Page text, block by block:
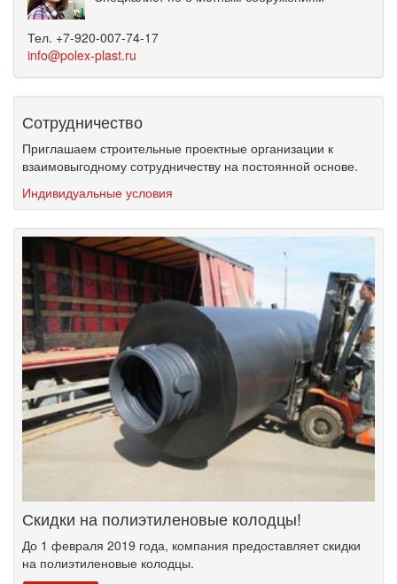
Тел. +7-920-007-74-17
info@polex-plast.ru
Сотрудничество
Приглашаем строительные проектные организации к
взаимовыгодному сотрудничеству на постоянной основе.
Индивидуальные условия
Скидки на полиэтиленовые колодцы!
До 1 февраля 2019 года, компания предоставляет скидки
на полиэтиленовые колодцы.